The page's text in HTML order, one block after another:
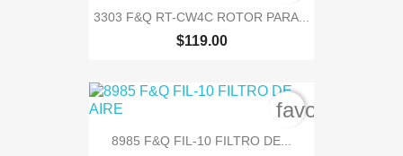
3303 F&Q RT-CW4C ROTOR PARA...
$119.00
8985 F&Q FIL-10 FILTRO DE...